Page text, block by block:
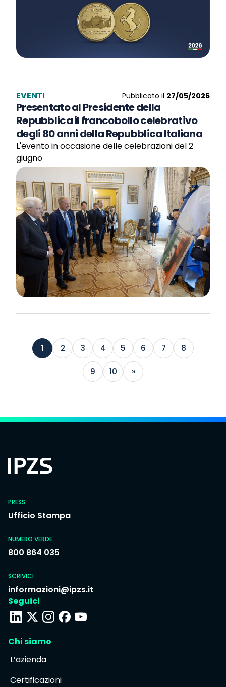
EVENTI Pubblicato il 27/05/2026
Presentato al Presidente della
Repubblica il francobollo celebrativo
degli 80 anni della Repubblica Italiana
L'evento in occasione delle celebrazioni del 2
giugno
1 2 3 4 5 6 7 8
9 10 »
PRESS
Ufficio Stampa
NUMERO VERDE
800 864 035
SCRIVICI
informazioni@ipzs.it
Seguici
Chi siamo
L’azienda
Certificazioni